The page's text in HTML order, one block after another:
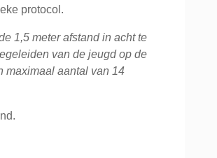
protocol.
1,5 meter afstand in acht te
van de jeugd op de
maximaal aantal van 14